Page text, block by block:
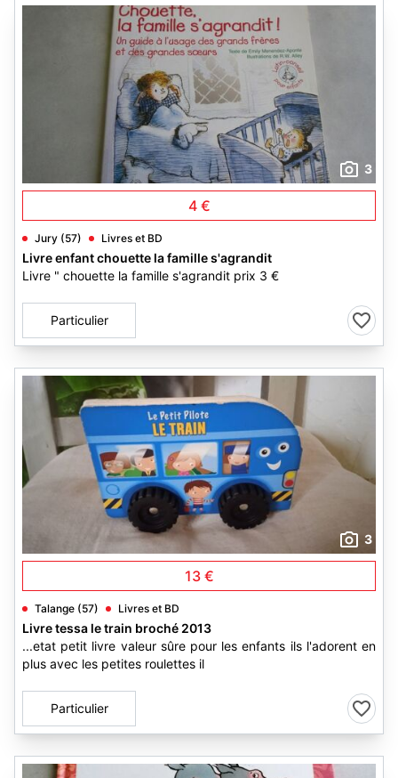
3
4 €
Jury (57) Livres et BD
Livre enfant chouette la famille s'agrandit
Livre " chouette la famille s'agrandit prix 3 €
Particulier
3
13 €
Talange (57) Livres et BD
Livre tessa le train broché 2013
...etat petit livre valeur sûre pour les enfants ils l'adorent en
plus avec les petites roulettes il
Particulier